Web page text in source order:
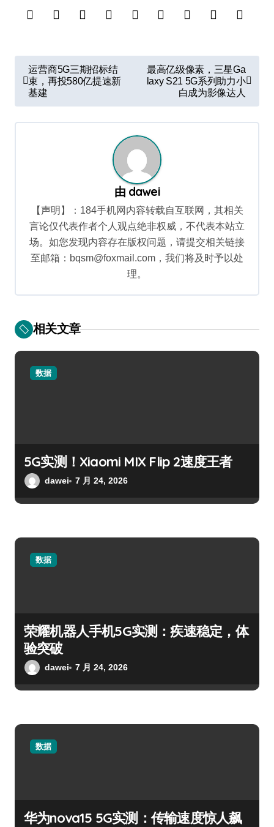
文
章
导
航
运营商5G三期招标结
束，再投580亿提速新
基建
最高亿级像素，三星Ga
laxy S21 5G系列助力小
白成为影像达人
由 dawei
【声明】：184手机网内容转载自互联网，其相关
言论仅代表作者个人观点绝非权威，不代表本站立
场。如您发现内容存在版权问题，请提交相关链接
至邮箱：bqsm@foxmail.com，我们将及时予以处
理。
相关文章
数据
5G实测！Xiaomi MIX Flip 2速度王者
dawei 7 月 24, 2026
数据
荣耀机器人手机5G实测：疾速稳定，体
验突破
dawei 7 月 24, 2026
数据
华为nova15 5G实测：传输速度惊人飙